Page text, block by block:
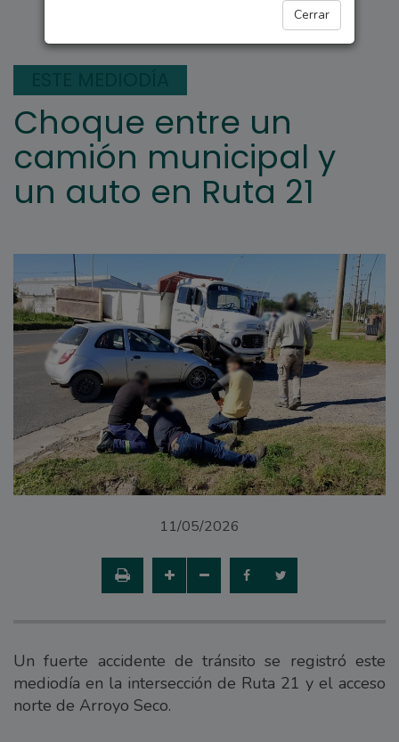
Cerrar
Choque entre un
camión municipal y
un auto en Ruta 21
11/05/2026
Un fuerte accidente de tránsito se registró este
mediodía en la intersección de Ruta 21 y el acceso
norte de Arroyo Seco.